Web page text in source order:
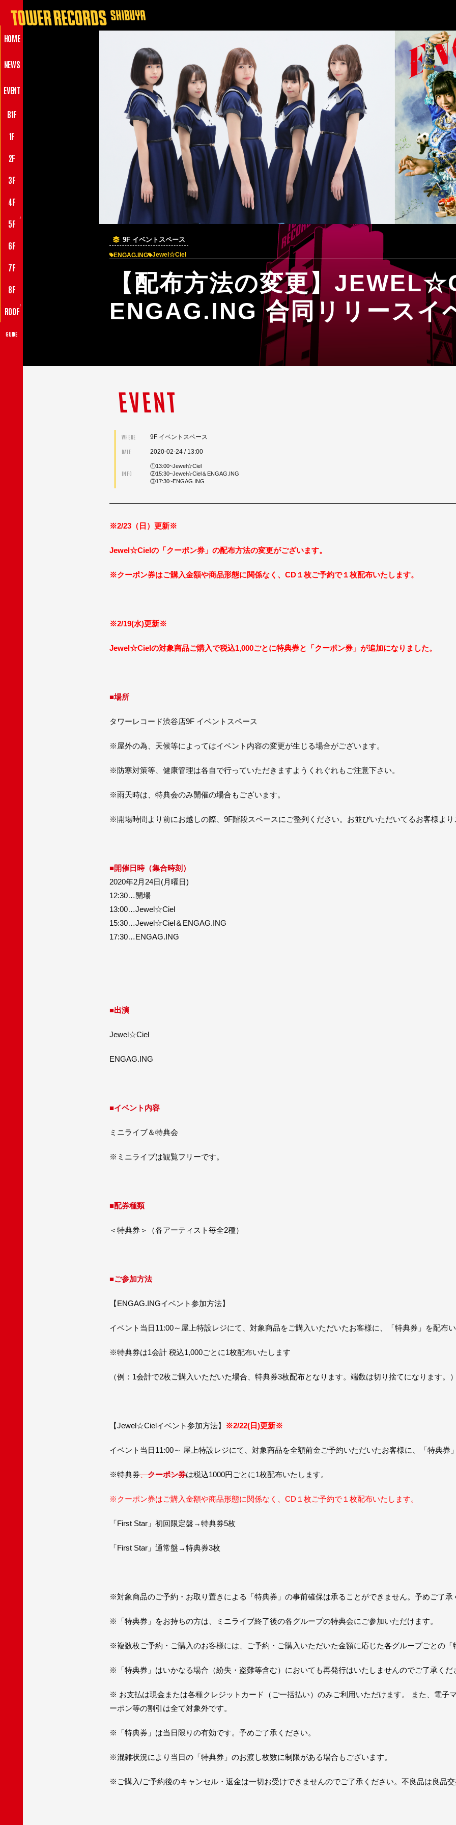
HOME
NEWS
EVENT
B1F
1F
2F
3F
4F
5F
♪
6F
7F
8F
ROOF
♪
GUIDE
9F イベントスペース
ENGAG.ING Jewel☆Ciel
【配布方法の変更】
ENGAG.ING 合同リリースイ
EVENT
WHERE 9F イベントスペース
DATE 2020-02-24/ 13:00
INFO
①13:00~Jewel☆Ciel
②15:30~Jewel☆Ciel＆ENGAG.ING
③17:30~ENGAG.ING
※2/23（日）更新※
Jewel☆Cielの「クーポン券」の配布方法の変更がございます。
※クーポン券はご購入金額や商品形態に関係なく、CD１枚ご予約で１枚配布いたします。
※2/19(水)更新※
Jewel☆Cielの対象商品ご購入で税込1,000ごとに特典券と「クーポン券」が追加になりました。
■場所
タワーレコード渋谷店9F イベントスペース
※屋外の為、天候等によってはイベント内容の変更が生じる場合がございます。
※防寒対策等、健康管理は各自で行っていただきますようくれぐれもご注意下さい。
※雨天時は、特典会のみ開催の場合もございます。
※開場時間より前にお越しの際、9F階段スペースにご整列ください。お並びいただいてるお客様より
■開催日時（集合時刻）
2020年2月24日(月曜日)
12:30…開場
13:00…Jewel☆Ciel
15:30…Jewel☆Ciel＆ENGAG.ING
17:30…ENGAG.ING
■出演
Jewel☆Ciel
ENGAG.ING
■イベント内容
ミニライブ＆特典会
※ミニライブは観覧フリーです。
■配券種類
＜特典券＞（各アーティスト毎全2種）
■ご参加方法
【ENGAG.INGイベント参加方法】
イベント当日11:00～屋上特設レジにて、対象商品をご購入いただいたお客様に、「特典券」を配布い
※特典券は1会計 税込1,000ごとに1枚配布いたします
（例：1会計で2枚ご購入いただいた場合、特典券3枚配布となります。端数は切り捨てになります。）
【Jewel☆Cielイベント参加方法】 ※2/22(日)更新※
イベント当日11:00～ 屋上特設レジにて、対象商品を全額前金ご予約いただいたお客様に、「特典券
※特典券、クーポン券は税込1000円ごとに1枚配布いたします。
※クーポン券はご購入金額や商品形態に関係なく、CD１枚ご予約で１枚配布いたします。
「First Star」初回限定盤→特典券5枚
「First Star」通常盤→特典券3枚
※対象商品のご予約・お取り置きによる「特典券」の事前確保は承ることができません。予めご了承
※「特典券」をお持ちの方は、ミニライブ終了後の各グループの特典会にご参加いただけます。
※複数枚ご予約・ご購入のお客様には、ご予約・ご購入いただいた金額に応じた各グループごとの「
※「特典券」はいかなる場合（紛失・盗難等含む）においても再発行はいたしませんのでご了承くだ
※ お支払は現金または各種クレジットカード（ご一括払い）のみご利用いただけます。 また、電子
ーポン等の割引は全て対象外です。
※「特典券」は当日限りの有効です。予めご了承ください。
※混雑状況により当日の「特典券」のお渡し枚数に制限がある場合もございます。
※ご購入/ご予約後のキャンセル・返金は一切お受けできませんのでご了承ください。不良品は良品交